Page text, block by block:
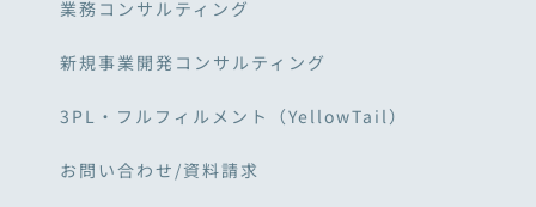
業務コンサルティング
新規事業開発コンサルティング
3PL・フルフィルメント（YellowTail）
お問い合わせ/資料請求